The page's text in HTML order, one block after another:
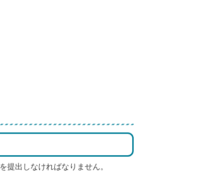
提出しなければなりません。